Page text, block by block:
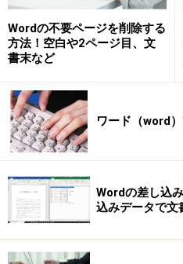
Wordの不要ページを削除する
方法！空白や2ページ目、文
書末など
ワード（word
Wordの差し込
込みデータで文